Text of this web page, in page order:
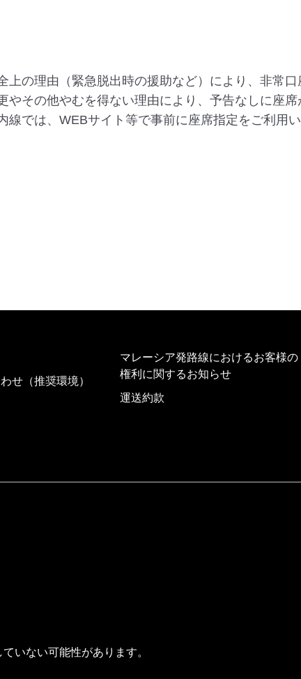
上の理由（緊急脱出時の援助など）により、非常
やその他やむを得ない理由により、予告なしに座
線では、WEBサイト等で事前に座席指定をご利用
せ（推奨環境）
マレーシア発路線におけるお客様の
権利に関するお知らせ
運送約款
いない可能性があります。